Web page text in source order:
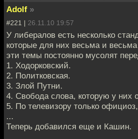
Adolf »
#221 | 26.11.10 19:57
У либералов есть несколько
которые для них весьма и
эти темы постоянно мусолят
1. Ходорковский.
2. Политковская.
3. Злой Путни.
4. Свобода слова, которую у них
5. По телевизору только
...
Теперь добавился еще и Кашин.